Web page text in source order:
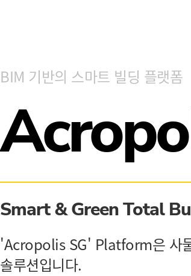
BIM 기반의 스마트 빌딩 플랫폼
Smart & Green Total
'Acropolis SG' Platform은 사물
솔루션입니다.